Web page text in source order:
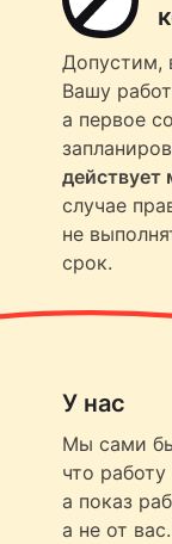
Допустим,
Вашу
а первое
действует
случае
не
срок.
У нас
Мы сами
что работу
а показ
а не от вас.